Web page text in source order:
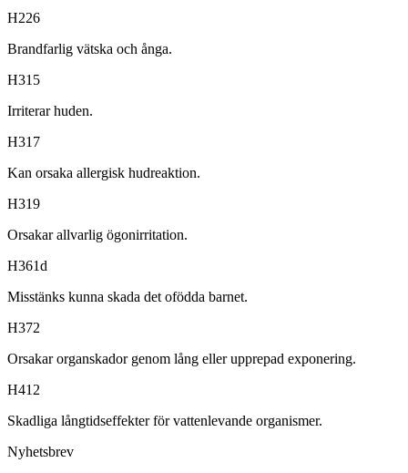
H226
Brandfarlig vätska och ånga.
H315
Irriterar huden.
H317
Kan orsaka allergisk hudreaktion.
H319
Orsakar allvarlig ögonirritation.
H361d
Misstänks kunna skada det ofödda barnet.
H372
Orsakar organskador genom lång eller upprepad exponering.
H412
Skadliga långtidseffekter för vattenlevande organismer.
Nyhetsbrev